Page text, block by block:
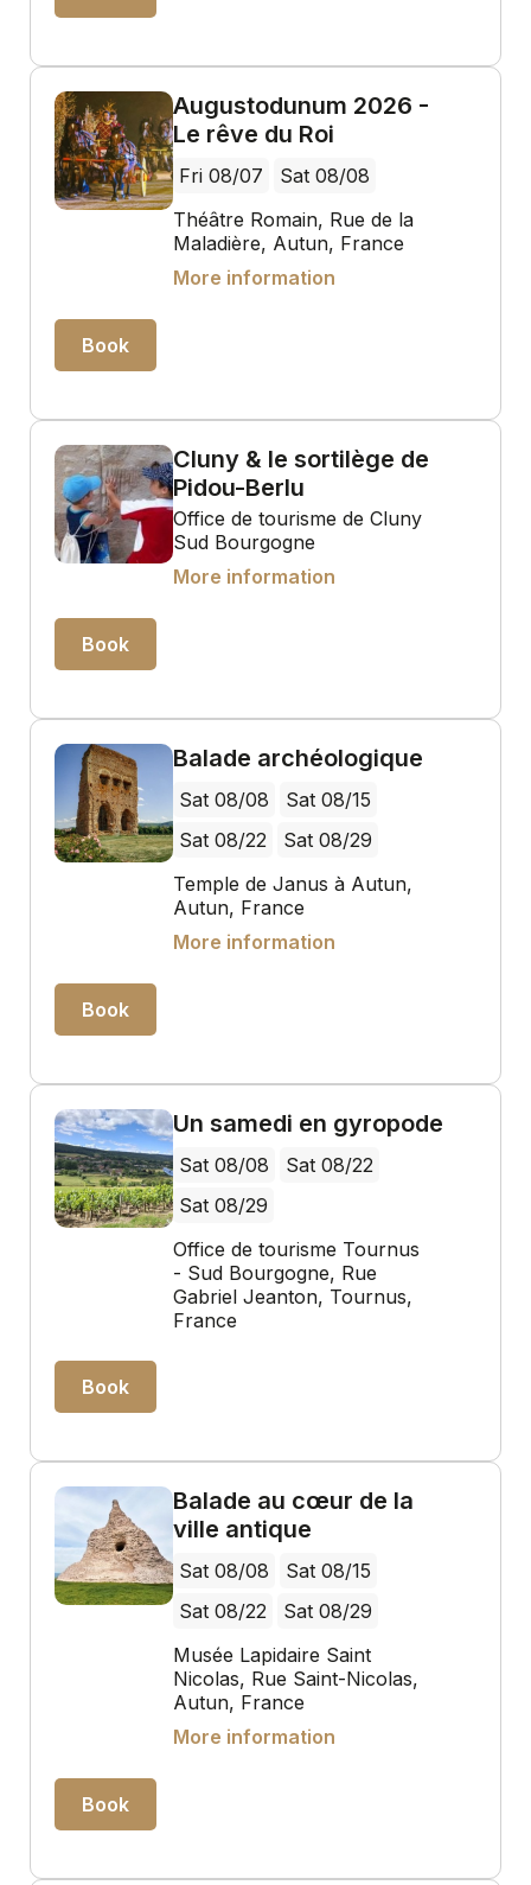
Augustodunum 2026 -
Le rêve du Roi
Fri 08/07
Sat 08/08
Théâtre Romain, Rue de la
Maladière, Autun, France
More information
Book
Cluny & le sortilège de
Pidou-Berlu
Office de tourisme de Cluny
Sud Bourgogne
More information
Book
Balade archéologique
Sat 08/08
Sat 08/15
Sat 08/22
Sat 08/29
Temple de Janus à Autun,
Autun, France
More information
Book
Un samedi en gyropode
Sat 08/08
Sat 08/22
Sat 08/29
Office de tourisme Tournus
- Sud Bourgogne, Rue
Gabriel Jeanton, Tournus,
France
Book
Balade au cœur de la
ville antique
Sat 08/08
Sat 08/15
Sat 08/22
Sat 08/29
Musée Lapidaire Saint
Nicolas, Rue Saint-Nicolas,
Autun, France
More information
Book